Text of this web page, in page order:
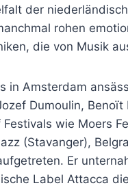
der
rohen
die von Musik
in Amsterdam
Dumoulin,
wie Moers
(Stavanger),
Er
Label Attacca